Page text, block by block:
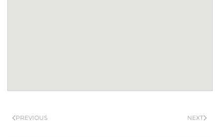
PREVIOUS NEXT